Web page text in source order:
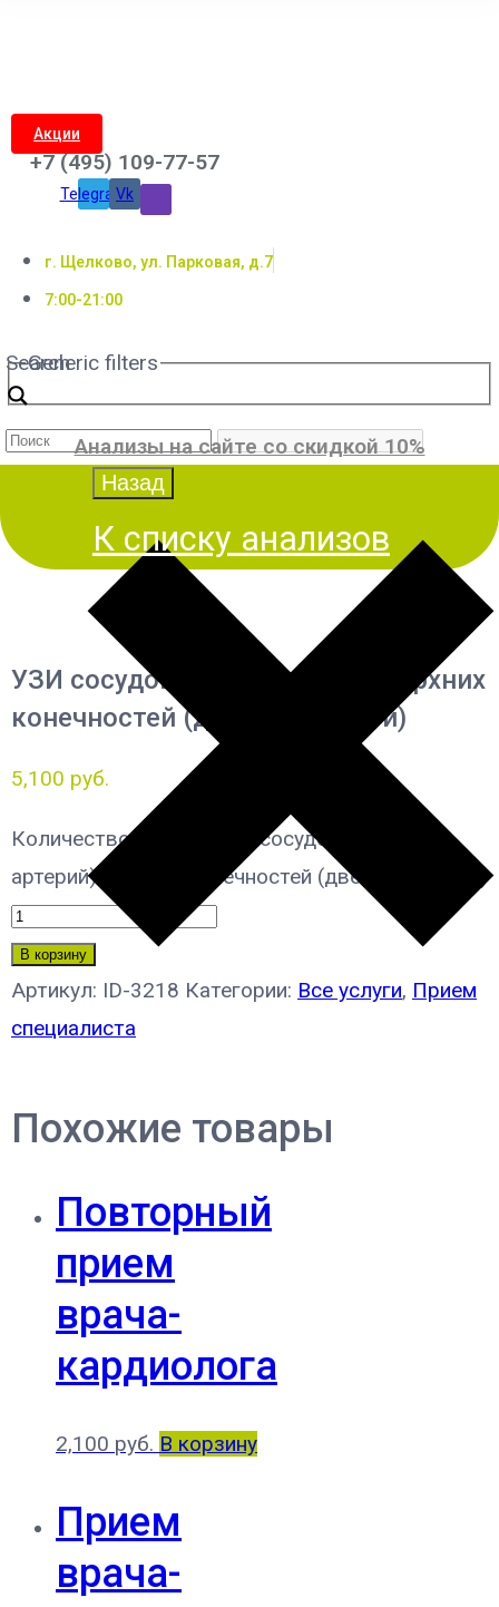
Акции
+7 (495) 109-77-57
TelegramVk
г. Щелково, ул. Парковая, д.7
7:00-21:00
Search
Generic filters
Анализы на сайте со скидкой 10%
К списку анализов
УЗИ сосудов (вен и артерий) верхних
конечностей (две конечности)
5,100 руб.
Количество товара УЗИ сосудов (вен и
артерий) верхних конечностей (две конечности)
В корзину
Артикул: ID-3218 Категории: Все услуги, Прием
специалиста
Похожие товары
Повторный
прием
врача-
кардиолога
2,100 руб. В корзину
Прием
врача-